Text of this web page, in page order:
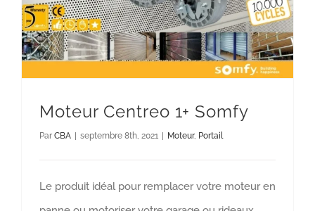
Moteur Centreo 1+ Somfy
Moteur Portail
Moteur Centreo 1+ Somfy
Par CBA septembre 8th, 2021 Moteur, Portail
Le produit idéal pour remplacer votre moteur en